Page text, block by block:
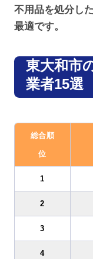
不用品を処分し
最適です。
東大和市
業者15選
総合順
位
1
2
3
4